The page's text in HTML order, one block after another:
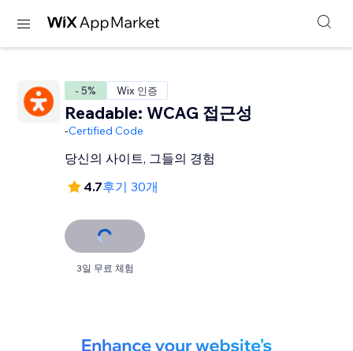
- 5% Wix 인증
Readable: WCAG 접근성
-Certified Code
당신의 사이트, 그들의 경험
4.7후기 30개
3일 무료 체험